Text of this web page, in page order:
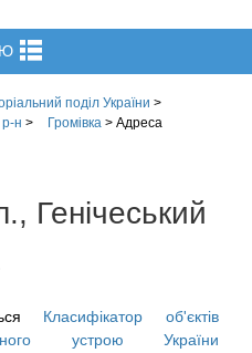
поділ України >
р-н > Громівка > Адреса
Генічеський
Класифікатор об'єктів
устрою України